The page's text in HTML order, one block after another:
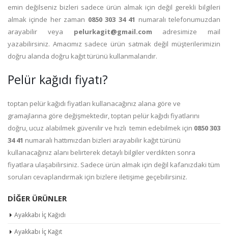
emin değilseniz bizleri sadece ürün almak için değil gerekli bilgileri
almak içinde her zaman 0850 303 34 41 numaralı telefonumuzdan
arayabilir veya pelurkagit@gmail.com adresimize mail
yazabilirsiniz. Amacımız sadece ürün satmak değil müşterilerimizin
doğru alanda doğru kağıt türünü kullanmalarıdır.
Pelür kağıdı fiyatı?
toptan pelür kağıdı fiyatları kullanacağınız alana göre ve
gramajlarına göre değişmektedir, toptan pelür kağıdı fiyatlarını
doğru, ucuz alabilmek güvenilir ve hızlı temin edebilmek için 0850 303
34 41 numaralı hattımızdan bizleri arayabilir kağıt türünü
kullanacağınız alanı belirterek detaylı bilgiler verdikten sonra
fiyatlara ulaşabilirsiniz. Sadece ürün almak için değil kafanızdaki tüm
soruları cevaplandırmak için bizlere iletişime geçebilirsiniz.
DIĞER ÜRÜNLER
Ayakkabı İç Kağıdı
Ayakkabı İç Kağıt